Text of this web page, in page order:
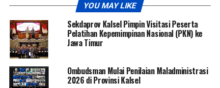
YOU MAY LIKE
Sekdaprov Kalsel Pimpin Visitasi Peserta
Pelatihan Kepemimpinan Nasional (PKN) ke
Jawa Timur
Ombudsman Mulai Penilaian Maladministrasi
2026 di Provinsi Kalsel